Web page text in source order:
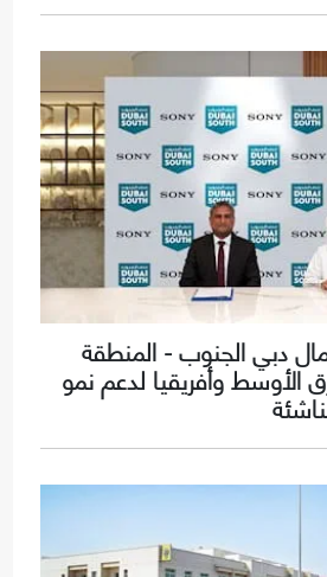
دبي الجنوب - المنطقة
الأوسط وأفريقيا لدعم نمو